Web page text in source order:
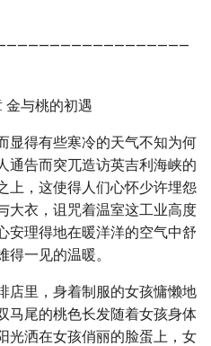
金与桃的初遇
显得有些寒冷的天气不知为何
通告而突兀造访英吉利海峡的
上，这使得人们心怀少许埋怨
大衣，诅咒着温室这工业高度
安理得地在暖洋洋的空气中舒
一见的温暖。
店里，身着制服的女孩慵懒地
马尾的桃色长发随着女孩身体
光洒在女孩俏丽的脸蛋上，女